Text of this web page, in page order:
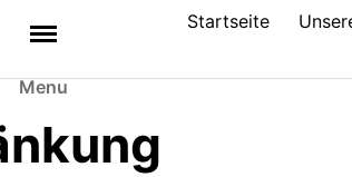
Menu
Startseite